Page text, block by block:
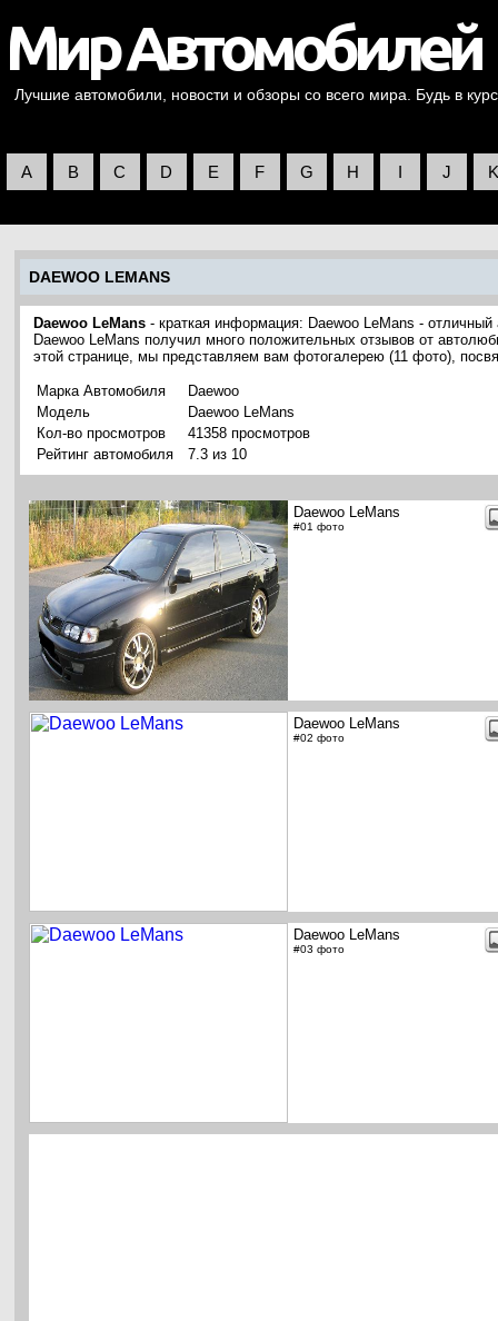
Лучшие автомобили, новости и обзоры со всего мира. Будь в
A B C D E F G H I J K
DAEWOO LEMANS
Daewoo LeMans - краткая информация: Daewoo LeMans -
Daewoo LeMans получил много положительных отзывов от
этой странице, мы представляем вам фотогалерею (11 фото),
Марка Автомобиля
Daewoo
Модель
Daewoo LeMans
Кол-во просмотров
41358 просмотров
Рейтинг автомобиля
7.3 из 10
Daewoo LeMans
#01 фото
Daewoo LeMans
#02 фото
Daewoo LeMans
#03 фото